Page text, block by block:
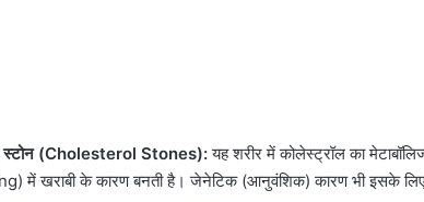
स्टोन (Cholesterol Stones):यह शरीर में कोलेस्ट्रॉल का
में खराबी के कारण बनती है। जेनेटिक (आनुवंशिक) कारण भी इसके लिए